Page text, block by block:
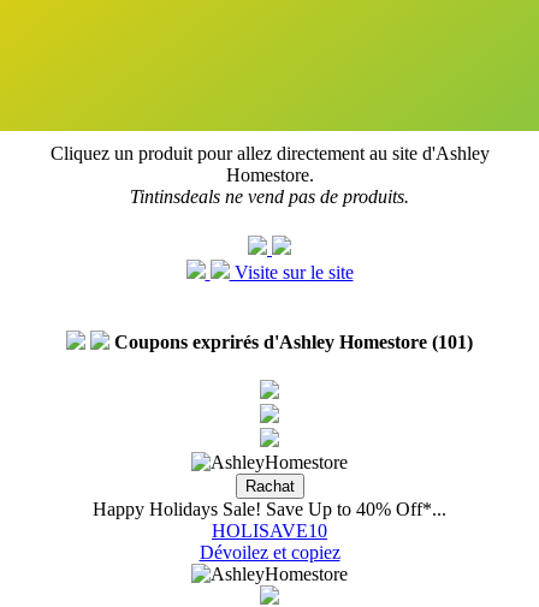
Cliquez un produit pour allez directement au site d'Ashley
Homestore.
Tintinsdeals ne vend pas de produits.
Visite sur le site
Coupons exprirés d'Ashley Homestore (101)
Happy Holidays Sale! Save Up to 40% Off*...
HOLISAVE10
Dévoilez et copiez